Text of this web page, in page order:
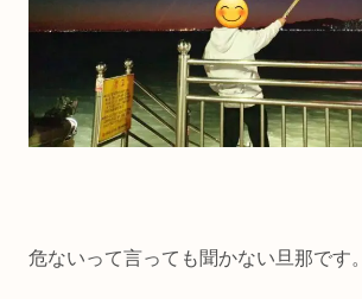
危ないって言っても聞かない旦那です。